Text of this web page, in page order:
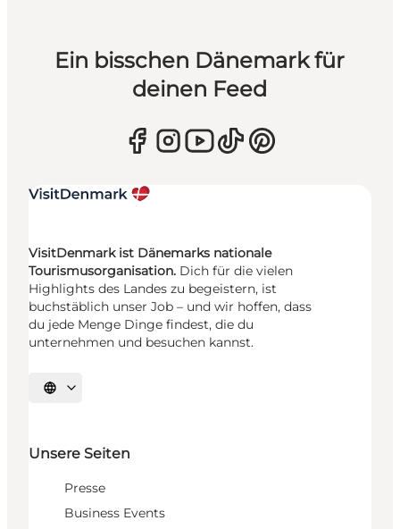
Ein bisschen Dänemark für
deinen Feed
VisitDenmark ist Dänemarks nationale
Tourismusorganisation. Dich für die vielen
Highlights des Landes zu begeistern, ist
buchstäblich unser Job – und wir hoffen, dass
du jede Menge Dinge findest, die du
unternehmen und besuchen kannst.
Sprache auswählen
Unsere Seiten
Presse
Business Events